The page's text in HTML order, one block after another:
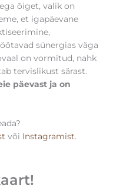
õiget, valik on
et igapäevane
sünergias väga
on vormitud, nahk
tervislikust särast.
päevast ja on
või Instagramist.